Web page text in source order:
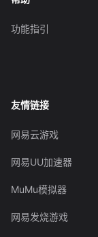
功能指引
友情链接
网易云游戏
网易UU加速器
MuMu模拟器
网易发烧游戏